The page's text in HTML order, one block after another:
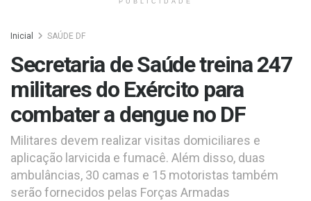
PUBLICIDADE
Inicial SAÚDE DF
Secretaria de Saúde treina 247
militares do Exército para
combater a dengue no DF
Militares devem realizar visitas domiciliares e
aplicação larvicida e fumacê. Além disso, duas
ambulâncias, 30 camas e 15 motoristas também
serão fornecidos pelas Forças Armadas